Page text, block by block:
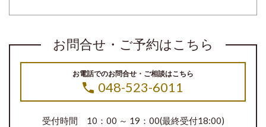
お問合せ・ご予約はこちら
お電話でのお問合せ・ご相談はこちら
048-523-6011
受付時間 10：00 ～ 19：00(最終受付18:00)